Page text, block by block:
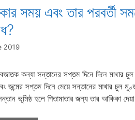
সময় এবং তার পরবর্তী
2019
কন্যা সন্তানের সপ্তম দিনে দিনে মাথার
জন্মের সপ্তম দিনে মেয়ে সন্তানের মাথার
ভূমিষ্ঠ হলে পিতামাতার জন্য তার আকিকা